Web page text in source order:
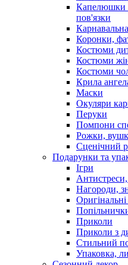
Капелюшки
пов'язки
Коронки,
Костюми
Костюми
Костюми
Крила
Маски
Окуляри
Перуки
Помпони
Рожки,
Сценічний
Подарунки та
Ігри
Нагороди,
Приколи
Приколи з
Стильний
Упаковка,